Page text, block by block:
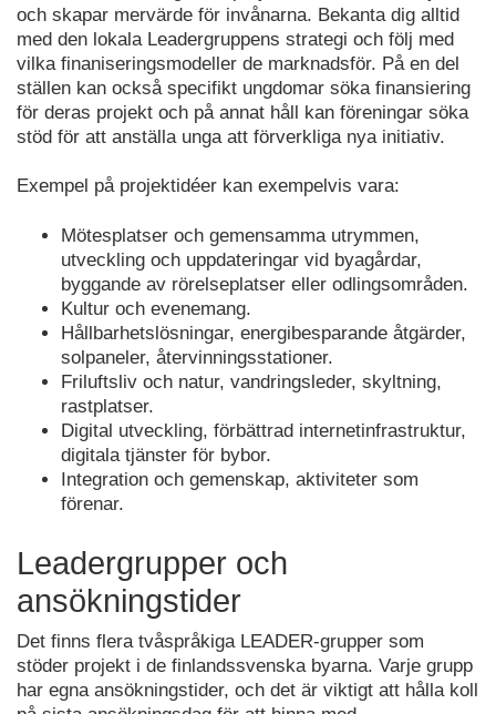
och skapar mervärde för invånarna. Bekanta dig alltid
med den lokala Leadergruppens strategi och följ med
vilka finaniseringsmodeller de marknadsför. På en del
ställen kan också specifikt ungdomar söka finansiering
för deras projekt och på annat håll kan föreningar söka
stöd för att anställa unga att förverkliga nya initiativ.
Exempel på projektidéer kan exempelvis vara:
Mötesplatser och gemensamma utrymmen,
utveckling och uppdateringar vid byagårdar,
byggande av rörelseplatser eller odlingsområden.
Kultur och evenemang.
Hållbarhetslösningar, energibesparande åtgärder,
solpaneler, återvinningsstationer.
Friluftsliv och natur, vandringsleder, skyltning,
rastplatser.
Digital utveckling, förbättrad internetinfrastruktur,
digitala tjänster för bybor.
Integration och gemenskap, aktiviteter som
förenar.
Leadergrupper och
ansökningstider
Det finns flera tvåspråkiga LEADER-grupper som
stöder projekt i de finlandssvenska byarna. Varje grupp
har egna ansökningstider, och det är viktigt att hålla koll